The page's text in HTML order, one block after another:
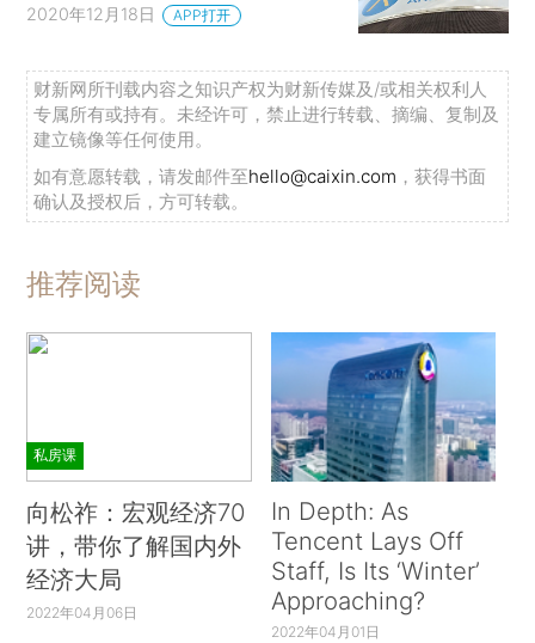
2020年12月18日 APP打开
财新网所刊载内容之知识产权为财新传媒及/或相关权利人
专属所有或持有。未经许可，禁止进行转载、摘编、复制及
建立镜像等任何使用。
如有意愿转载，请发邮件至hello@caixin.com ，获得书面
确认及授权后，方可转载。
推荐阅读
私房课
向松祚：宏观经济70
讲，带你了解国内外
经济大局
2022年04月06日
In Depth: As
Tencent Lays Off
Staff, Is Its ‘Winter’
Approaching?
2022年04月01日